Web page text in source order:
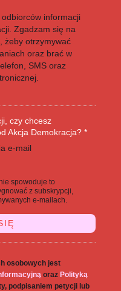
informacji
Zgadzam się na
żeby otrzymywać
oraz brać w
SMS oraz
czy chcesz
Akcja Demokracja? *
e-mail
spowoduje to
z subskrypcji,
e-mailach.
osobowych jest
oraz Polityką
podpisaniem petycji lub